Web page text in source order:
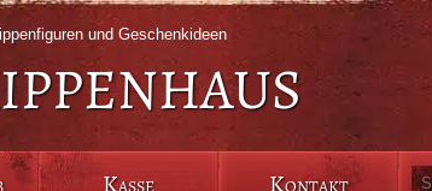
und Geschenkideen
Kasse Kontakt